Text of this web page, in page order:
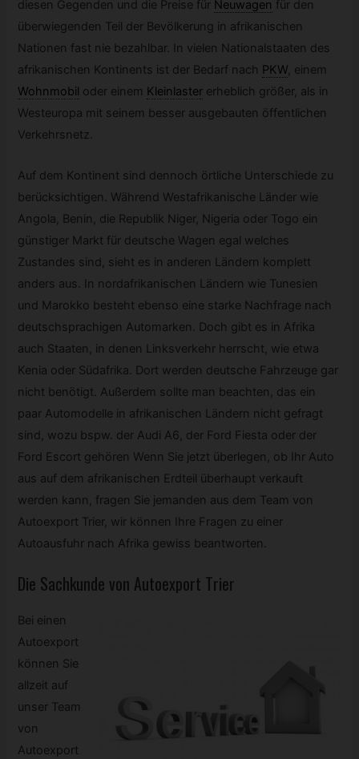
diesen Gegenden und die Preise für Neuwagen für den
überwiegenden Teil der Bevölkerung in afrikanischen
Nationen fast nie bezahlbar. In vielen Nationalstaaten des
afrikanischen Kontinents ist der Bedarf nach PKW, einem
Wohnmobil oder einem Kleinlaster erheblich größer, als in
Westeuropa mit seinem besser ausgebauten öffentlichen
Verkehrsnetz.
Auf dem Kontinent sind dennoch örtliche Unterschiede zu
berücksichtigen. Während Westafrikanische Länder wie
Angola, Benin, die Republik Niger, Nigeria oder Togo ein
günstiger Markt für deutsche Wagen egal welches
Zustandes sind, sieht es in anderen Ländern komplett
anders aus. In nordafrikanischen Ländern wie Tunesien
und Marokko besteht ebenso eine starke Nachfrage nach
deutschsprachigen Automarken. Doch gibt es in Afrika
auch Staaten, in denen Linksverkehr herrscht, wie etwa
Kenia oder Südafrika. Dort werden deutsche Fahrzeuge gar
nicht benötigt. Außerdem sollte man beachten, das ein
paar Automodelle in afrikanischen Ländern nicht gefragt
sind, wozu bspw. der Audi A6, der Ford Fiesta oder der
Ford Escort gehören Wenn Sie jetzt überlegen, ob Ihr Auto
aus auf dem afrikanischen Erdteil überhaupt verkauft
werden kann, fragen Sie jemanden aus dem Team von
Autoexport Trier, wir können Ihre Fragen zu einer
Autoausfuhr nach Afrika gewiss beantworten.
Die Sachkunde von Autoexport Trier
Bei einen
Autoexport
können Sie
allzeit auf
unser Team
von
Autoexport